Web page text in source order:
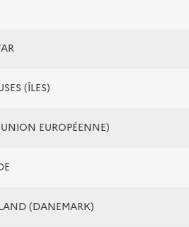
(ÎLES)
EUROPÉENNE)
(DANEMARK)